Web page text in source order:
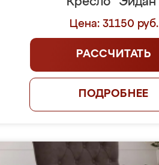
Цена: 31150 руб.
РАССЧИТАТЬ
ПОДРОБНЕЕ